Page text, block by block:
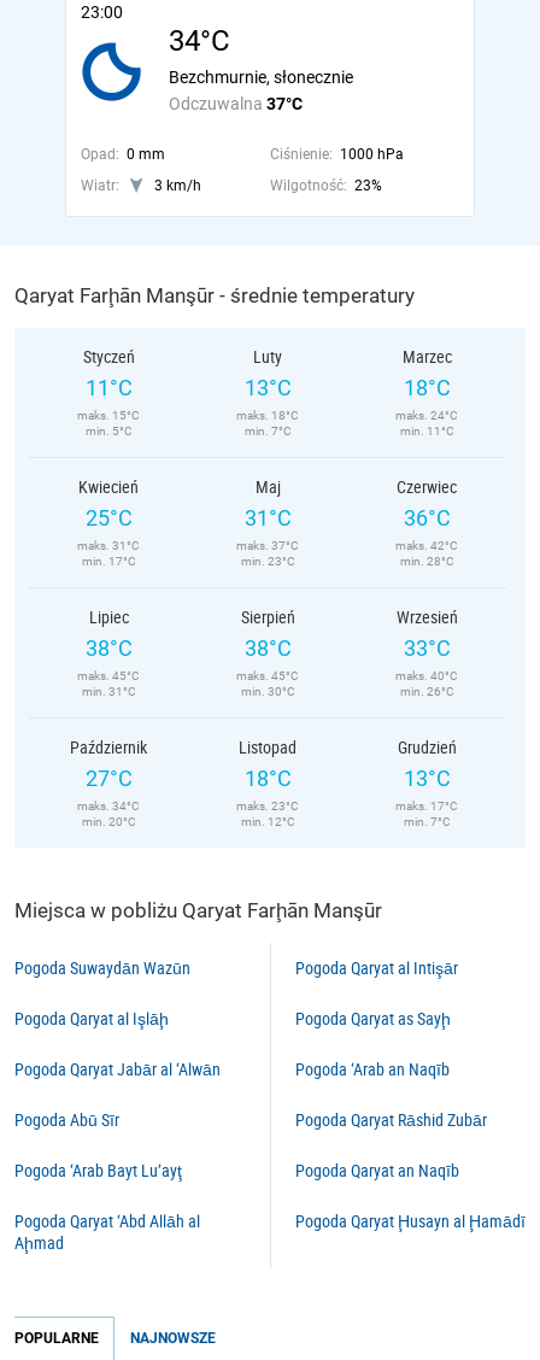
23:00
34°C
Odczuwalna 37°C
Bezchmurnie, słonecznie
Opad: 0 mm Ciśnienie: 1000 hPa
Wiatr:
3 km/h Wilgotność: 23%
Qaryat Farḩān Manşūr - średnie temperatury
Styczeń
11°C
maks. 15°C
min. 5°C
Luty
13°C
maks. 18°C
min. 7°C
Marzec
18°C
maks. 24°C
min. 11°C
Kwiecień
25°C
maks. 31°C
min. 17°C
Maj
31°C
maks. 37°C
min. 23°C
Czerwiec
36°C
maks. 42°C
min. 28°C
Lipiec
38°C
maks. 45°C
min. 31°C
Sierpień
38°C
maks. 45°C
min. 30°C
Wrzesień
33°C
maks. 40°C
min. 26°C
Październik
27°C
maks. 34°C
min. 20°C
Listopad
18°C
maks. 23°C
min. 12°C
Grudzień
13°C
maks. 17°C
min. 7°C
Miejsca w pobliżu Qaryat Farḩān Manşūr
Pogoda Suwaydān Wazūn
Pogoda Qaryat al Işlāḩ
Pogoda Qaryat Jabār al ‘Alwān
Pogoda Abū Sīr
Pogoda ‘Arab Bayt Lu‘ayţ
Pogoda Qaryat ‘Abd Allāh al
Aḩmad
Pogoda Qaryat al Intişār
Pogoda Qaryat as Sayḩ
Pogoda ‘Arab an Naqīb
Pogoda Qaryat Rāshid Zubār
Pogoda Qaryat an Naqīb
Pogoda Qaryat Ḩusayn al Ḩamādī
POPULARNE NAJNOWSZE